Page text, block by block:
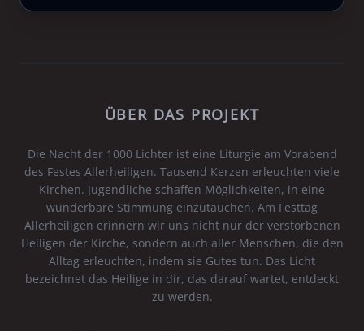
ÜBER DAS PROJEKT
Die Nacht der 1000 Lichter ist eine Liturgie am Vorabend
des Festes Allerheiligen. Tausend Kerzen erleuchten viele
Kirchen. Jugendliche schaffen Möglichkeiten, in eine
wunderbare Stimmung einzutauchen. Am Festtag
Allerheiligen erinnern wir uns nicht nur der verstorbenen
Heiligen der Kirche, sondern auch aller Menschen, die den
Alltag erleuchten, indem sie Gutes tun. Das Licht
bezeichnet das Heilige in dir, das darauf wartet, entdeckt
zu werden.